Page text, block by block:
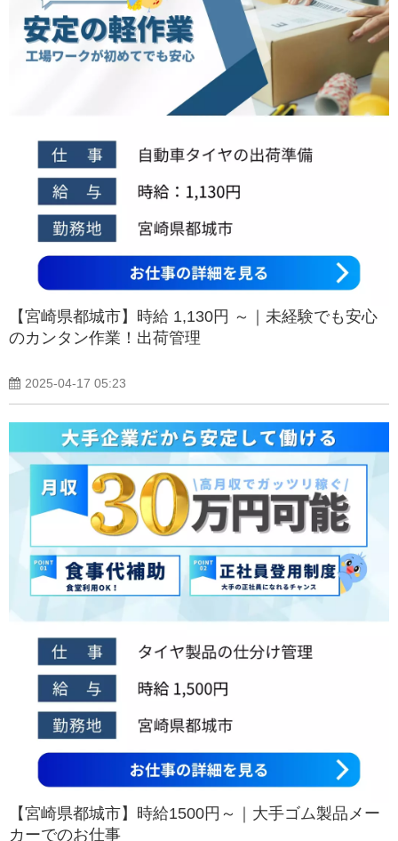
【宮崎県都城市】時給 1,130円 ～｜未経験でも安心
のカンタン作業！出荷管理
2025-04-17 05:23
【宮崎県都城市】時給1500円～｜大手ゴム製品メー
カーでのお仕事